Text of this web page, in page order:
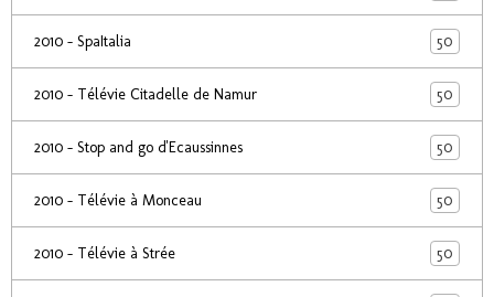
2010 - SpaItalia 50
2010 - Télévie Citadelle de Namur 50
2010 - Stop and go d'Ecaussinnes 50
2010 - Télévie à Monceau 50
2010 - Télévie à Strée 50